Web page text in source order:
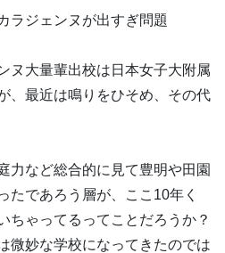
ラジェンヌが出すぎ問題
ヌ大量輩出校は日本女子大附属
、最近は鳴りをひそめ、その代
力など総合的に見て豊明や田園
たであろう層が、ここ10年く
ちゃってるってことだろうか？
微妙な学校になってきたのでは